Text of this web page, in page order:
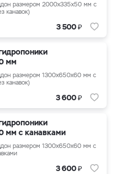
размером 2000x335x50 мм с
канавок)
3 500₽
мм
размером 1300x650x60 мм с
канавок)
3 600₽
мм с канавками
размером 1300x650x60 мм с
3 600₽